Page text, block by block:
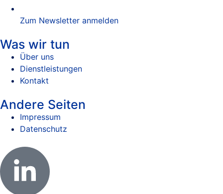
Zum Newsletter anmelden
Was wir tun
Über uns
Dienstleistungen
Kontakt
Andere Seiten
Impressum
Datenschutz